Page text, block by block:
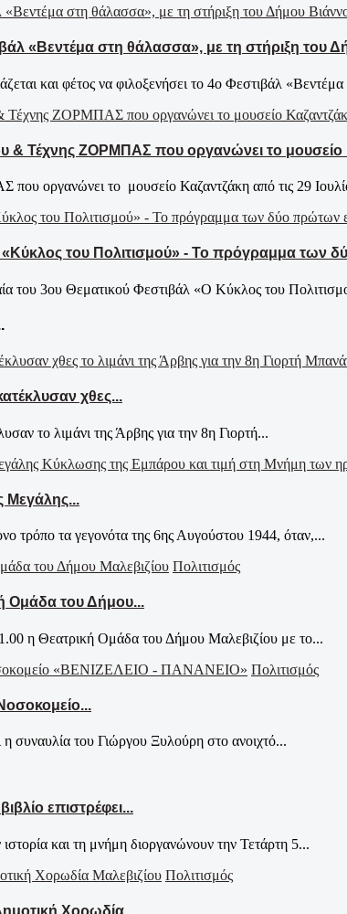
«Βεντέμα στη θάλασσα», με τη στήριξη του
και φέτος να φιλοξενήσει το 4ο Φεστιβάλ
& Τέχνης ΖΟΡΜΠΑΣ που οργανώνει το μουσείο
οργανώνει το μουσείο Καζαντζάκη από τις 29
«Κύκλος του Πολιτισμού» - Το πρόγραμμα των
του 3ου Θεματικού Φεστιβάλ «Ο Κύκλος του
χθες...
το λιμάνι της Άρβης για την 8η Γιορτή...
Μεγάλης...
τρόπο τα γεγονότα της 6ης Αυγούστου 1944, όταν,...
Πολιτισμός
Ομάδα του Δήμου...
η Θεατρική Ομάδα του Δήμου Μαλεβιζίου με το...
Πολιτισμός
συναυλία του Γιώργου Ξυλούρη στο ανοιχτό...
επιστρέφει...
και τη μνήμη διοργανώνουν την Τετάρτη 5...
Πολιτισμός
Χορωδία...